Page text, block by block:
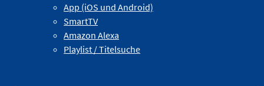
App (iOS und Android)
SmartTV
Amazon Alexa
Playlist / Titelsuche